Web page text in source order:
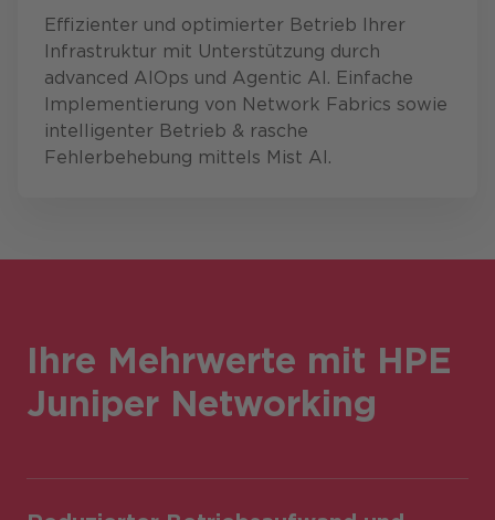
Effizienter und optimierter Betrieb Ihrer
Infrastruktur mit Unterstützung durch
advanced AIOps und Agentic AI. Einfache
Implementierung von Network Fabrics sowie
intelligenter Betrieb & rasche
Fehlerbehebung mittels Mist AI.
Ihre Mehrwerte mit HPE
Juniper Networking